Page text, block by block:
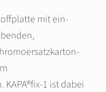
mit ein-
ist dabei